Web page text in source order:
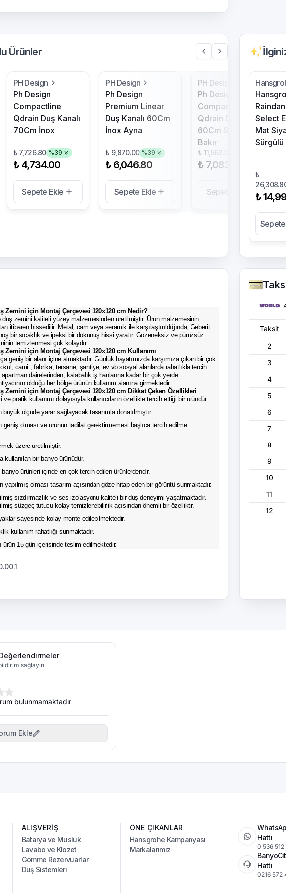
Ürünler
PH Design
Ph Design
Compactline
Qdrain Duş Kanalı
70Cm İnox
₺ 7,726.80 %39
₺ 4,734.00
Sepete Ekle
PH Design
Ph Design
Premium Linear
Duş Kanalı 60Cm
İnox Ayna
₺ 9,870.00 %39
₺ 6,046.80
Sepete Ekle
PH Design
Ph Design
Compactline
Qdrain Duş Kanalı
60Cm Satine
Bakır
₺ 11,562.00
₺ 7,083.60
Sepete Ekle
Select
Mat
Sürgülü
₺
₺
Zemini için Montaj Çerçevesi 120x120 cm Nedir?
duş zemini kaliteli yüzey malzemesinden üretilmiştir. Ürün malzemesinin
itibaren hissedilir. Metal, cam veya seramik ile karşılaştırıldığında, Geberit
bir sıcaklık ve ipeksi bir dokunuş hissi yaratır. Gözeneksiz ve pürüzsüz
temizlenmesi çok kolaydır.
Zemini için Montaj Çerçevesi 120x120 cm Kullanımı
geniş bir alanı içine almaktadır. Günlük hayatımızda karşımıza çıkan bir çok
cami , fabrika, tersane, şantiye, ev vb sosyal alanlarda rahatlıkla tercih
dairelerinden, kalabalık iş hanlarına kadar bir çok yerde
olduğu her bölge ürünün kullanım alanına girmektedir.
Zemini için Montaj Çerçevesi 120x120 cm Dikkat Çeken Özellikleri
pratik kullanımı dolayısıyla kullanıcıların özellikle tercih ettiği bir üründür.
büyük ölçüde yarar sağlayacak tasarımla donatılmıştır.
geniş olması ve ürünün tadilat gerektirmemesi başlıca tercih edilme
üzere üretilmiştir.
kullanılan bir banyo ürünüdür.
banyo ürünleri içinde en çok tercih edilen ürünlerdendir.
yapılmış olması tasarım açısından göze hitap eden bir görüntü sunmaktadır.
sızdırmazlık ve ses izolasyonu kaliteli bir duş deneyimi yaşatmaktadır.
süzgeç tutucu kolay temizlenebilirlik açısından önemli bir özelliktir.
sayesinde kolay monte edilebilmektedir.
kullanım rahatlığı sunmaktadır.
ürün 15 gün içerisinde teslim edilmektedir.
Taksit
2
3
4
5
6
7
8
9
10
11
12
sağlayın.
bulunmamaktadır
Ekle
ALIŞVERİŞ
Batarya ve Musluk
Lavabo ve Klozet
Gömme Rezervuarlar
Duş Sistemleri
ÖNE ÇIKANLAR
Hansgrohe Kampanyası
Markalarımız
Hattı
0 536 512
Hattı
0216 572